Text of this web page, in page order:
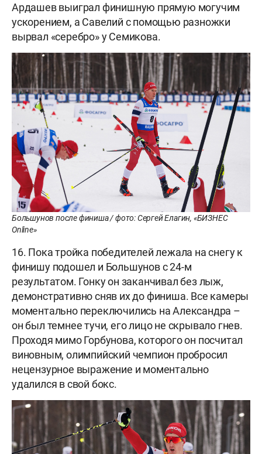
Ардашев выиграл финишную прямую могучим
ускорением, а Савелий с помощью разножки
вырвал «серебро» у Семикова.
Большунов после финиша / фото: Сергей Елагин, «БИЗНЕС
Online»
16. Пока тройка победителей лежала на снегу к
финишу подошел и Большунов с 24-м
результатом. Гонку он заканчивал без лыж,
демонстративно сняв их до финиша. Все камеры
моментально переключились на Александра –
он был темнее тучи, его лицо не скрывало гнев.
Проходя мимо Горбунова, которого он посчитал
виновным, олимпийский чемпион пробросил
нецензурное выражение и моментально
удалился в свой бокс.